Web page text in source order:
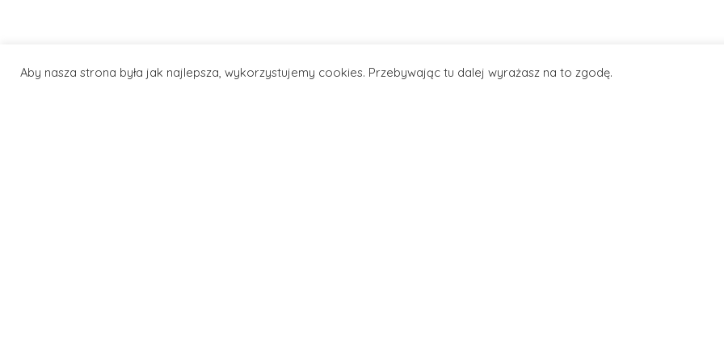
Aby nasza strona była jak najlepsza, wykorzystujemy cookies. Przebywając tu dalej wyrażasz na to zgodę.